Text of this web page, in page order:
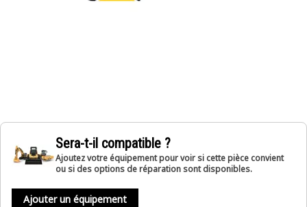
Sera-t-il compatible ?
Ajoutez votre équipement pour voir si cette pièce convient
ou si des options de réparation sont disponibles.
Ajouter un équipement